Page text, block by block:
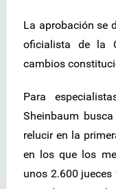
La aprobación se
oficialista de la
cambios
Para
Sheinbaum
relucir en la
en los que los
unos 2.600